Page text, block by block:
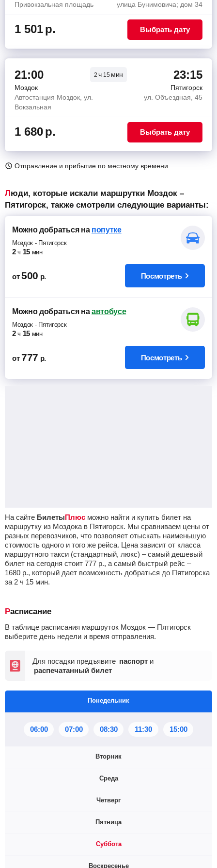
Привокзальная площадь
улица Бунимовича; дом 34
1 501р. Выбрать дату
21:00 2ч 15 мин 23:15
Моздок
Пятигорск
Автостанция Моздок, ул.
Вокзальная
ул. Объездная, 45
1 680р. Выбрать дату
Отправление и прибытие по местному времени.
Люди, которые искали маршрутки Моздок –
Пятигорск, также смотрели следующие варианты:
Можно добратьсяна попутке
Моздок - Пятигорск
2 ч 15 мин
от 500 р. Посмотреть
Можно добратьсяна автобусе
Моздок - Пятигорск
2 ч 15 мин
от 777 р. Посмотреть
На сайте БилетыПлюс можно найти и купить билет на
маршрутку из Моздока в Пятигорск. Мы сравниваем цены от
разных перевозчиков, что позволяет отыскать наименьшую
стоимость одного и того же рейса. Цена зависит от класса
маршрутного такси (стандартный, люкс) – самый дешевый
билет на сегодня стоит 777 р., а самый быстрый рейс –
1680 р., который дает возможность добраться до Пятигорска
за 2 ч 15 мин.
Расписание
В таблице расписания маршруток Моздок — Пятигорск
выберите день недели и время отправления.
Для посадки предъявите паспорт и
распечатанный билет
Понедельник
06:00 07:00 08:30 11:30 15:00
Вторник
21:00
Среда
Четверг
21:00
Пятница
Суббота
Воскресенье